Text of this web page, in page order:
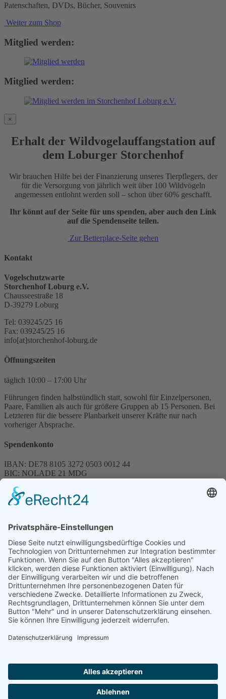
Patenschaften, DVDs, Bücher, Souvenirs
Weiter zum Shop
Mitglied werden:
Mitglied werden:
×
Erhalt der Wildvogelauffangstation auf
dem Loburger Storchenhof
Wir brauchen Hilfe bei der Finanzierung unseres Tierpflegers, der
für die Versorgung von jährlich weit über 100 Wildvögeln
angemessen entlohnt werden soll – schon über 60% geschafft.
Ihr könnt auf der Seite für uns spenden, aber auch den Link
auf die Spendenseite teilen.
Zur Betterplace-Seite gehen
Kontakt
Vogelschutzwarte
Storchenhof Loburg e.V.
Chausseestraße 18
D-39279 Loburg
Tel: 039245/25 16
Fax: 039245/25 16
info[at]storchenhof-loburg.de
Öffnungszeiten
täglich 10:00 – 17:00 Uhr
Führungen finden halbstündlich statt, sowohl für Einzelpersonen,
Paare, Familien als auch für größere Gruppen ab 15 Personen. Bei
Letzteren für die bessere Planbarkeit unserer Kräfte nur nach
vorheriger Absprache.
Spendenkonto
IBAN: DE78 8105 3272 0503 0012 44
BIC: NOLADE 21 MDG
Spenden können steuerlich abgesetzt werden
Förderung
© 1987 – 2025
Storchenhof Loburg e.V.
Alle Rechte vorbehalten.
Cookie-Einstellungen
Navigation überspringen
Impressum
Haftungsausschluss
Facebook